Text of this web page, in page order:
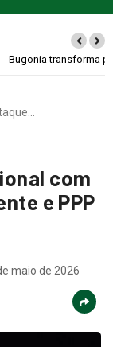
imprevisível
com
e PPP
maio de 2026